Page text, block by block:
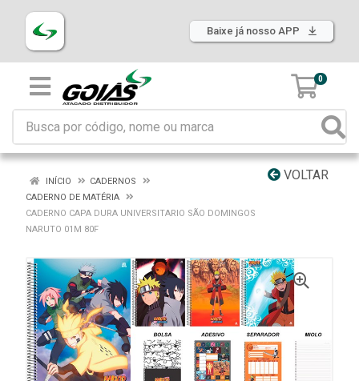
Baixe já nosso APP
0
VOLTAR
INÍCIO
CADERNOS
CADERNO DE MATÉRIA
CADERNO CAPA DURA UNIVERSITARIO SÃO DOMINGOS
NARUTO 01M 80F